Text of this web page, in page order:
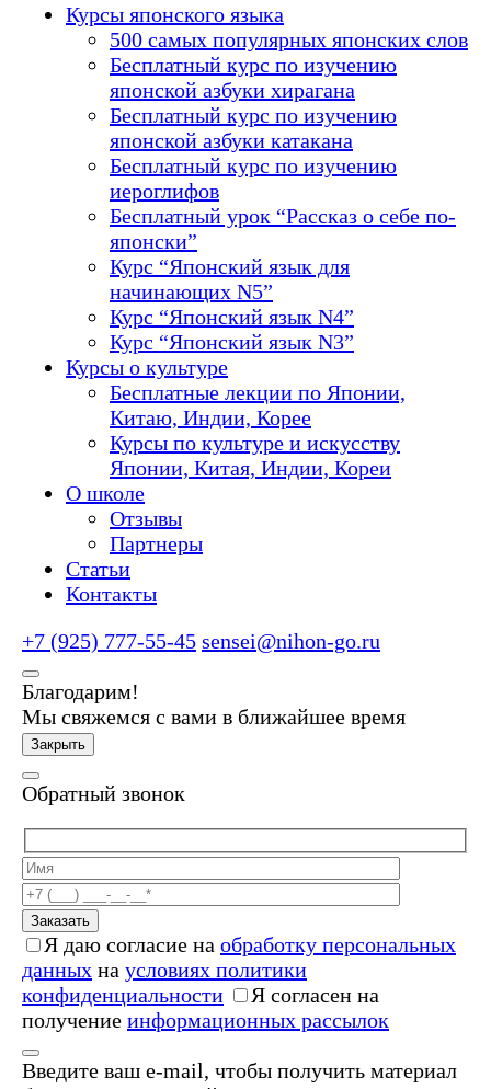
Курсы японского языка
500 самых популярных японских слов
Бесплатный курс по изучению
японской азбуки хирагана
Бесплатный курс по изучению
японской азбуки катакана
Бесплатный курс по изучению
иероглифов
Бесплатный урок “Рассказ о себе по-
японски”
Курс “Японский язык для
начинающих N5”
Курс “Японский язык N4”
Курс “Японский язык N3”
Курсы о культуре
Бесплатные лекции по Японии,
Китаю, Индии, Корее
Курсы по культуре и искусству
Японии, Китая, Индии, Кореи
О школе
Отзывы
Партнеры
Статьи
Контакты
+7 (925) 777-55-45 sensei@nihon-go.ru
Благодарим!
Мы свяжемся с вами в ближайшее время
Закрыть
Обратный звонок
Заказать
Я даю согласие на обработку персональных
данных на условиях политики
конфиденциальности
Я согласен на
получение информационных рассылок
Введите ваш e-mail, чтобы получить материал